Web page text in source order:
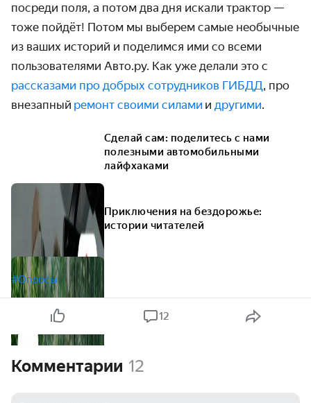
посреди поля, а потом два дня искали трактор —
тоже пойдёт! Потом мы выберем самые необычные
из ваших историй и поделимся ими со всеми
пользователями Авто.ру. Как уже делали это с
рассказами про добрых сотрудников ГИБДД, про
внезапный ремонт своими силами и другими.
Сделай сам: поделитесь с нами
полезными автомобильными
лайфхаками
Приключения на бездорожье:
истории читателей
#Опросы
12
Комментарии 12